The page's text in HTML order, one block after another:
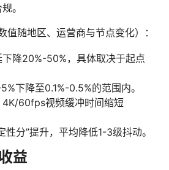
。
值随地区、运营商与节点变化）：
降20%-50%，具体取决于起点
下降至0.1%-0.5%的范围内。
4K/60fps视频缓冲时间缩短
性分”提升，平均降低1-3级抖动。
益